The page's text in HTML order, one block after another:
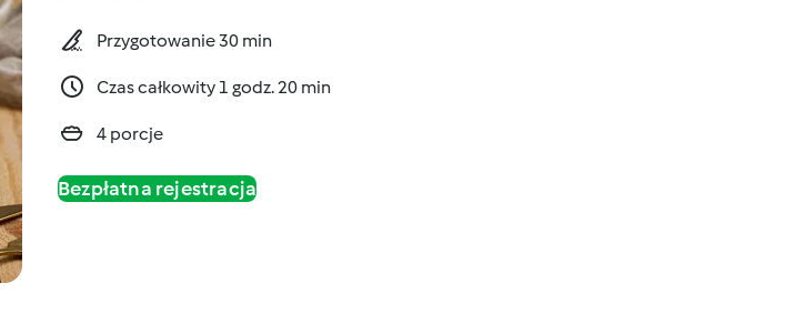
Przygotowanie 30 min
Czas całkowity 1 godz. 20 min
4 porcje
Bezpłatna rejestracja